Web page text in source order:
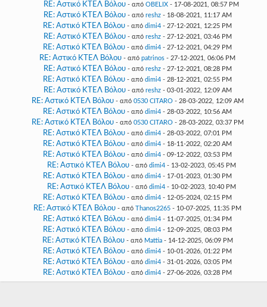
RE: Αστικό ΚΤΕΛ Βόλου - από OBELIX - 17-08-2021, 08:57 PM
RE: Αστικό ΚΤΕΛ Βόλου - από reshz- 18-08-2021, 11:17 AM
RE: Αστικό ΚΤΕΛ Βόλου - από dimi4 - 27-12-2021, 12:25 PM
RE: Αστικό ΚΤΕΛ Βόλου - από reshz- 27-12-2021, 03:46 PM
RE: Αστικό ΚΤΕΛ Βόλου - από dimi4 - 27-12-2021, 04:29 PM
RE: Αστικό ΚΤΕΛ Βόλου - από patrinos - 27-12-2021, 06:06 PM
RE: Αστικό ΚΤΕΛ Βόλου - από reshz- 27-12-2021, 08:28 PM
RE: Αστικό ΚΤΕΛ Βόλου - από dimi4 - 28-12-2021, 02:55 PM
RE: Αστικό ΚΤΕΛ Βόλου - από reshz- 03-01-2022, 12:09 AM
RE: Αστικό ΚΤΕΛ Βόλου - από 0530 CITARO- 28-03-2022, 12:09 AM
RE: Αστικό ΚΤΕΛ Βόλου - από dimi4 - 28-03-2022, 10:56 AM
RE: Αστικό ΚΤΕΛ Βόλου - από 0530 CITARO- 28-03-2022, 03:37 PM
RE: Αστικό ΚΤΕΛ Βόλου - από dimi4 - 28-03-2022, 07:01 PM
RE: Αστικό ΚΤΕΛ Βόλου - από dimi4 - 18-11-2022, 02:20 AM
RE: Αστικό ΚΤΕΛ Βόλου - από dimi4 - 09-12-2022, 03:53 PM
RE: Αστικό ΚΤΕΛ Βόλου - από dimi4- 13-02-2023, 05:45 PM
RE: Αστικό ΚΤΕΛ Βόλου - από dimi4 - 17-01-2023, 01:30 PM
RE: Αστικό ΚΤΕΛ Βόλου - από dimi4- 10-02-2023, 10:40 PM
RE: Αστικό ΚΤΕΛ Βόλου - από dimi4 - 12-05-2024, 02:15 PM
RE: Αστικό ΚΤΕΛ Βόλου - από Thanos2265 - 10-07-2025, 11:35 PM
RE: Αστικό ΚΤΕΛ Βόλου - από dimi4 - 11-07-2025, 01:34 PM
RE: Αστικό ΚΤΕΛ Βόλου - από dimi4 - 12-09-2025, 08:03 PM
RE: Αστικό ΚΤΕΛ Βόλου - από Mattia- 14-12-2025, 06:09 PM
RE: Αστικό ΚΤΕΛ Βόλου - από dimi4 - 10-01-2026, 01:22 PM
RE: Αστικό ΚΤΕΛ Βόλου - από dimi4 - 31-01-2026, 03:05 PM
RE: Αστικό ΚΤΕΛ Βόλου - από dimi4 - 27-06-2026, 03:28 PM